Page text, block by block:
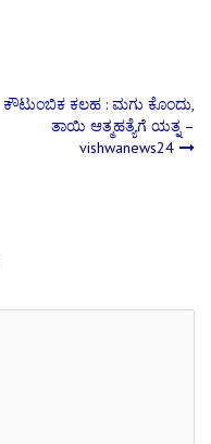
ಕೌಟುಂಬಿಕ ಕಲಹ : ಮಗು ಕೊಂದು,
ತಾಯಿ ಆತ್ಮಹತ್ಯೆಗೆ ಯತ್ನ –
vishwanews24